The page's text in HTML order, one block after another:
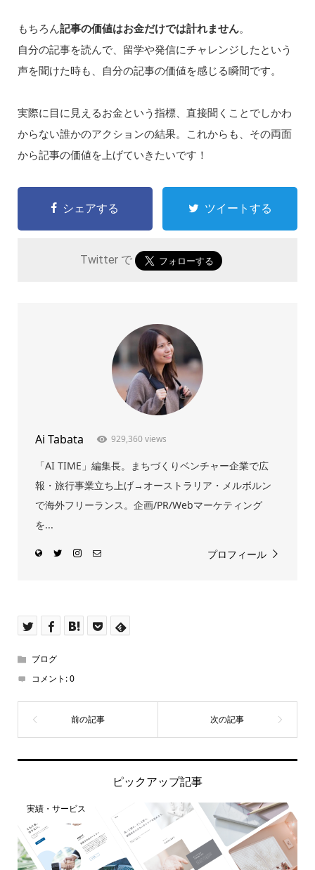
もちろん記事の価値はお金だけでは計れません。
自分の記事を読んで、留学や発信にチャレンジしたという
声を聞けた時も、自分の記事の価値を感じる瞬間です。
実際に目に見えるお金という指標、直接聞くことでしかわ
からない誰かのアクションの結果。これからも、その両面
から記事の価値を上げていきたいです！
シェアする ツイートする
Twitter で
Ai Tabata 929,360 views
「AI TIME」編集長。まちづくりベンチャー企業で広
報・旅行事業立ち上げ→オーストラリア・メルボルン
で海外フリーランス。企画/PR/Webマーケティング
を...
プロフィール
ブログ
コメント:0
ピックアップ記事
実績・サービス